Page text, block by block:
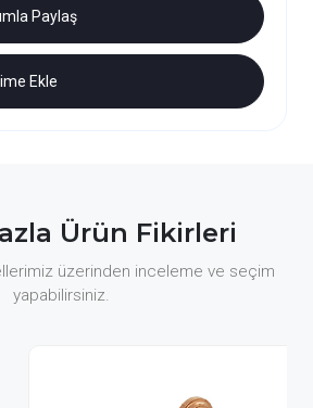
Paylaş
Ekle
Ürün Fikirleri
üzerinden inceleme ve seçim
yapabilirsiniz.